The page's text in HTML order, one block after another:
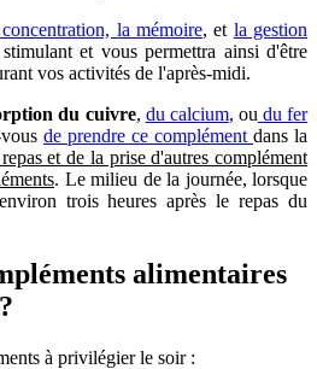
la mémoire, et la gestion
et vous permettra ainsi d'être
vos activités de l'après-midi.
du cuivre, du calcium, ou du fer
de prendre ce complément dans la
et de la prise d'autres complément
. Le milieu de la journée, lorsque
trois heures après le repas du
alimentaires
à privilégier le soir :